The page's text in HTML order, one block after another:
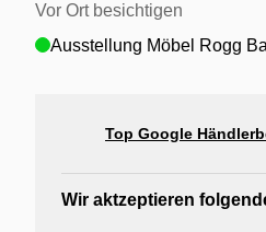
Vor Ort besichtigen
Ausstellung Möbel Rogg
Ausstellung Rogg & Roll
Ausstellung Möbel Rogg
Top Google
Wir aktzeptieren